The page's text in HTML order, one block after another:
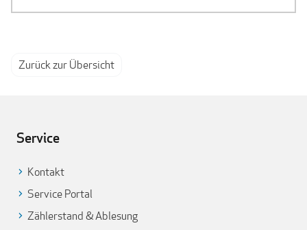
Zurück zur Übersicht
Service
Kontakt
Service Portal
Zählerstand & Ablesung